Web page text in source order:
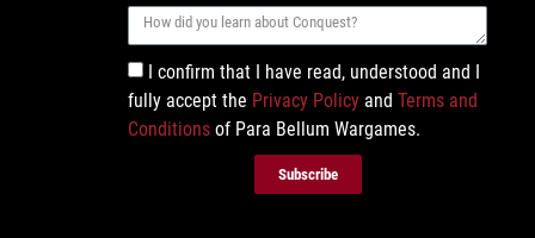
I confirm that I have read, understood and I
fully accept the Privacy Policy and Terms and
Conditions of Para Bellum Wargames.
Subscribe